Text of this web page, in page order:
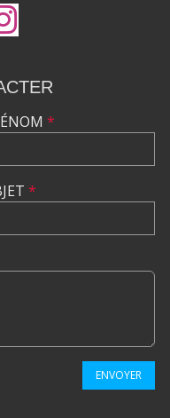
*
*
ENVOYER